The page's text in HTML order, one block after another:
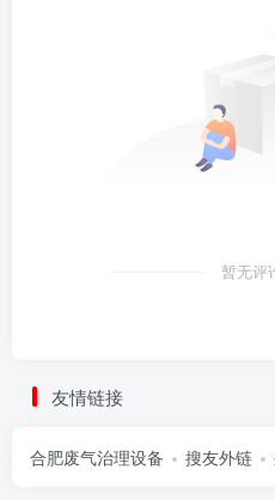
暂无评
友情链接
合肥废气治理设备 搜友外链